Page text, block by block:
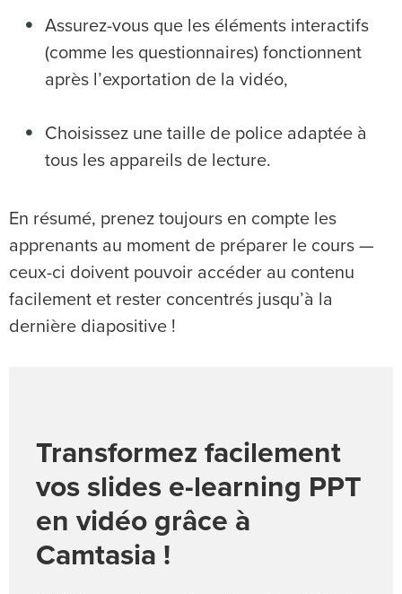
Assurez-vous que les éléments interactifs
(comme les questionnaires) fonctionnent
après l’exportation de la vidéo,
Choisissez une taille de police adaptée à
tous les appareils de lecture.
En résumé, prenez toujours en compte les
apprenants au moment de préparer le cours —
ceux-ci doivent pouvoir accéder au contenu
facilement et rester concentrés jusqu’à la
dernière diapositive !
Transformez facilement
vos slides e-learning PPT
en vidéo grâce à
Camtasia !